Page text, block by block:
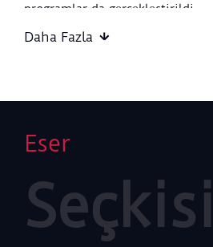
programlar da gerçekleştirildi.
Daha Fazla
Eser
Seçkisi